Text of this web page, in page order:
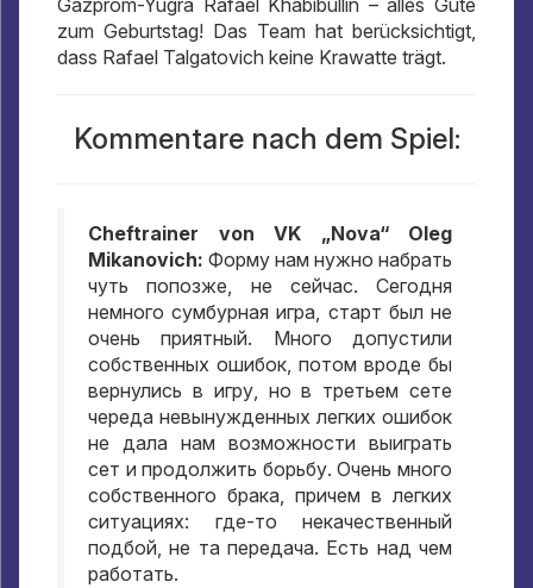
Gazprom-Yugra Rafael Khabibullin – alles Gute
zum Geburtstag! Das Team hat berücksichtigt,
dass Rafael Talgatovich keine Krawatte trägt.
Kommentare nach dem Spiel:
Cheftrainer von VK „Nova“ Oleg
Mikanovich: Форму нам нужно набрать
чуть попозже, не сейчас. Сегодня
немного сумбурная игра, старт был не
очень приятный. Много допустили
собственных ошибок, потом вроде бы
вернулись в игру, но в третьем сете
череда невынужденных легких ошибок
не дала нам возможности выиграть
сет и продолжить борьбу.Очень много
собственного брака, причем в легких
ситуациях: где-то некачественный
подбой,не та передача. Есть над чем
работать.